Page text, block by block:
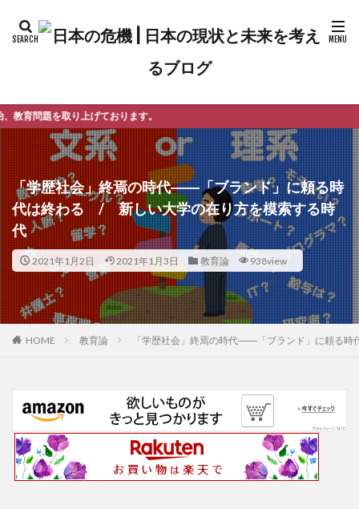
ります。
「学歴社会」終焉の時代――「ブランド」に頼る時
代は終わる / 新しい大学の在り方を模索する時
代
2021年1月2日 2021年1月3日 教育論 938view
HOME 教育論 「学歴社会」終焉の時代――「ブランド」に頼る